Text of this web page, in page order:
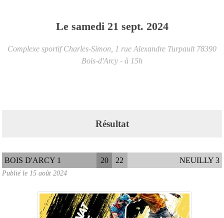
Le samedi 21 sept. 2024
Complexe sportif Charles-Simon, 1 rue Alexandre Turpault 78390
Bois-d'Arcy - à 15h
Résultat
BOIS D'ARCY 1 20 22 NEUILLY 3
Publié le 15 août 2024